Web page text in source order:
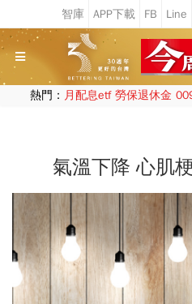
熱門： 月配息etf 勞保退休金
氣溫下降 心肌